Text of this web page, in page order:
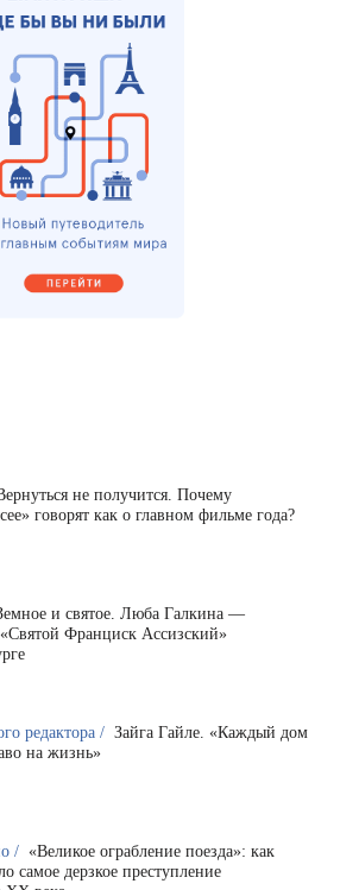
не получится. Почему
говорят как о главном фильме года?
и святое. Люба Галкина —
Франциск Ассизский»
редактора / Зайга Гайле. «Каждый дом
на жизнь»
/ «Великое ограбление поезда»: как
самое дерзкое преступление